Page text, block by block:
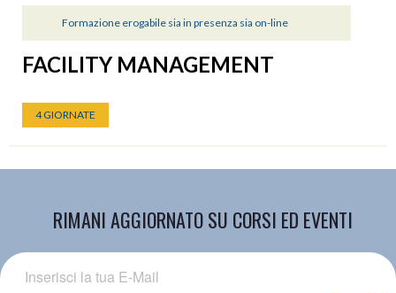
Formazione erogabile sia in presenza sia on-line
FACILITY MANAGEMENT
4 GIORNATE
RIMANI AGGIORNATO SU CORSI ED EVENTI